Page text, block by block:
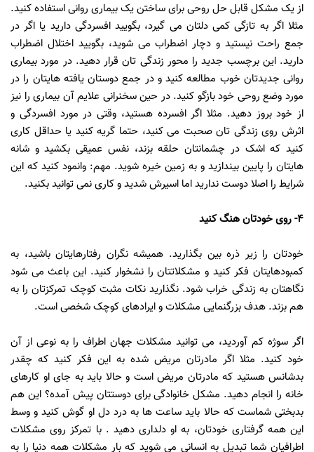
از یک مشکل قابل حل روحی برای ساختن یک بیماری روانی استفاده کنید.
مثلا اگر به تازگی کمی دلتان می گیرد، بگویید افسردگی دارید یا اگر در
جمع راحت نیستید و دچار اضطراب می شوید، بگویید اختلال اضطراب
دارید. این برچسب جدید را محور زندگی تان قرار دهید. در مورد بیماری
روانی جدیدتان خوب مطالعه کنید و در جمع دوستان یافته هایتان را در
مورد وضع روحی خود بازگو کنید. در حین سخنرانی علایم آن بیماری را نیز
از خود بروز دهید. مثلا اگر افسرده هستید، وقتی در مورد افسردگی و
اثرش روی زندگی تان صحبت می کنید، حتما گریه کنید یا حداقل کاری
کنید که اشک در چشمانتان حلقه بزند، نفس عمیقی بکشید و شانه
هایتان را پایین بیندازید و به زمین خیره شوید. مهم: وانمود کنید که این
شرایط را اصلا دوست ندارید اما اسیرش شدید و کاری نمی توانید بکنید.
4- روی خودتان هنگ کنید
خودتان را زیر ذره بین بگذارید. همیشه نگران رفتارهایتان باشید، به
کمبودهایتان فکر کنید و مشکلاتتان را نشخوار کنید. این باعث می شود
نگاهتان به زندگی خراب شود. نگذارید نکات مثبت کوچک تمرکزتان را به
هم بزند. هدف بزرگنمایی مشکلات و ایرادهای کوچک شخصی است.
اگر سوژه کم آوردید، می توانید مشکلات جهان اطراف را به نوعی از آن
خود کنید. مثلا اگر مادرتان مریض شده به این فکر کنید که چقدر
بدشانس هستید که مادرتان مریض است و حالا باید به جای او کارهای
خانه را انجام دهید. مشکل خانوادگی برای دوستتان پیش آمده؟ این هم
بدبختی شماست که حالا باید ساعت ها به درد دل او گوش کنید و وسط
این همه گرفتاری خودتان، به او دلداری دهید . با تمرکز روی مشکلات
اطرافیان شما تبدیل به انسانی می شوید که بار مشکلات همه دنیا را به